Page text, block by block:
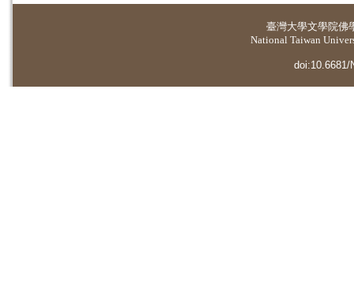
臺灣大學文學院佛
National Taiwan
doi:10.6681/